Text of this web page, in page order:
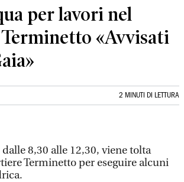
per lavori nel
«Avvisati
2 MINUTI DI LETTURA
8,30 alle 12,30, viene tolta
Terminetto per eseguire alcuni